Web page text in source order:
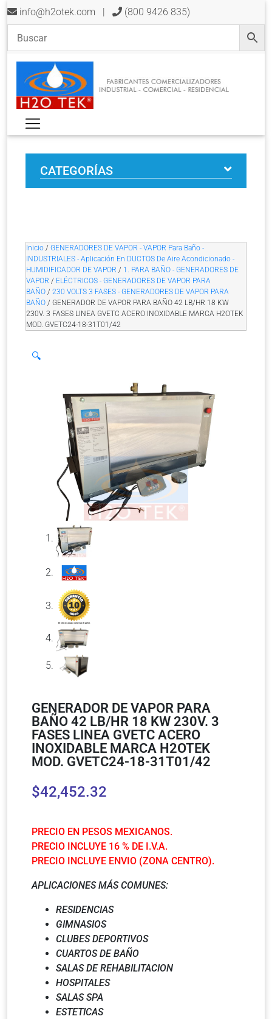
info@h2otek.com | (800 9426 835)
CATEGORÍAS
Inicio / GENERADORES DE VAPOR - VAPOR Para Baño -
INDUSTRIALES - Aplicación En DUCTOS De Aire Acondicionado -
HUMIDIFICADOR DE VAPOR / 1. PARA BAÑO - GENERADORES DE
VAPOR / ELÉCTRICOS - GENERADORES DE VAPOR PARA
BAÑO / 230 VOLTS 3 FASES - GENERADORES DE VAPOR PARA
BAÑO / GENERADOR DE VAPOR PARA BAÑO 42 LB/HR 18 KW
230V. 3 FASES LINEA GVETC ACERO INOXIDABLE MARCA H2OTEK
MOD. GVETC24-18-31T01/42
🔍
GENERADOR DE VAPOR PARA
BAÑO 42 LB/HR 18 KW 230V. 3
FASES LINEA GVETC ACERO
INOXIDABLE MARCA H2OTEK
MOD. GVETC24-18-31T01/42
$42,452.32
PRECIO EN PESOS MEXICANOS.
PRECIO INCLUYE 16 % DE I.V.A.
PRECIO INCLUYE ENVIO (ZONA CENTRO).
APLICACIONES MÁS COMUNES:
RESIDENCIAS
GIMNASIOS
CLUBES DEPORTIVOS
CUARTOS DE BAÑO
SALAS DE REHABILITACION
HOSPITALES
SALAS SPA
ESTETICAS